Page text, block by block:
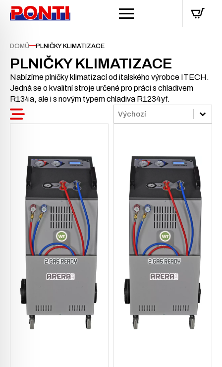
DOMŮ—PLNIČKY KLIMATIZACE
PLNIČKY KLIMATIZACE
Nabízíme plničky klimatizací od italského výrobce ITECH.
Jedná se o kvalitní stroje určené pro práci s chladivem
R134a, ale i s novým typem chladiva R1234yf.
Sort
Sort content
Sort content